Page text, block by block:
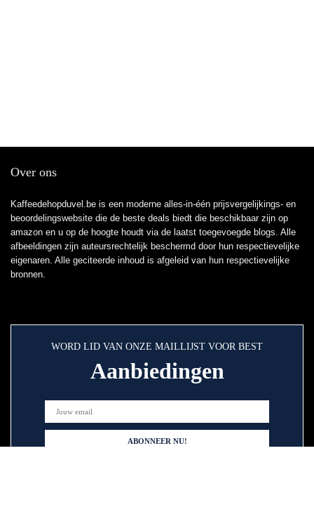
Over ons
Kaffeedehopduvel.be is een moderne alles-in-één prijsvergelijkings- en
beoordelingswebsite die de beste deals biedt die beschikbaar zijn op
amazon en u op de hoogte houdt via de laatst toegevoegde blogs. Alle
afbeeldingen zijn auteursrechtelijk beschermd door hun respectievelijke
eigenaren. Alle geciteerde inhoud is afgeleid van hun respectievelijke
bronnen.
WORD LID VAN ONZE MAILLIJST VOOR BEST
Aanbiedingen